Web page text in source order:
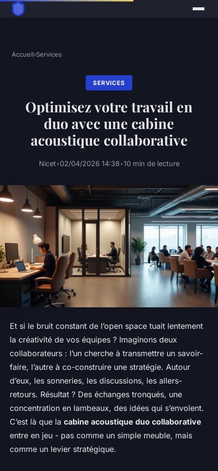
Accueil›Services
SERVICES
Optimisez votre travail en
duo avec une cabine
acoustique collaborative
Nicet•02/04/2026 14:38•10 min de lecture
Et si le bruit constant de l’open space tuait lentement
la créativité de vos équipes ? Imaginons deux
collaborateurs : l’un cherche à transmettre un savoir-
faire, l’autre à co-construire une stratégie. Autour
d’eux, les sonneries, les discussions, les allers-
retours. Résultat ? Des échanges tronqués, une
concentration en lambeaux, des idées qui s’envolent.
C’est là que la cabine acoustique duo collaborative
entre en jeu - pas comme un simple meuble, mais
comme un levier stratégique.